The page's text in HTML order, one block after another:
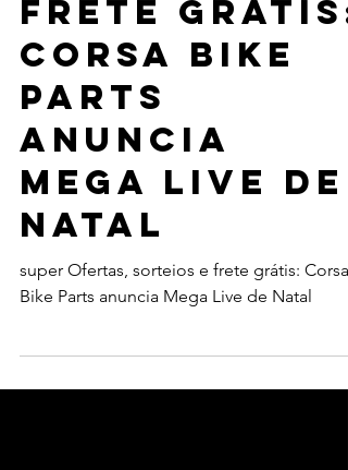
sorteios e
frete grátis:
Corsa Bike
Parts
anuncia
Mega Live de
Natal
Bike Parts anuncia Mega Live de Natal